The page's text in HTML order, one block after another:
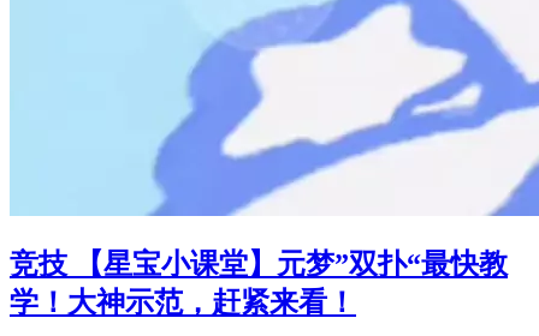
竞技 【星宝小课堂】元梦”双扑“最快教
学！大神示范，赶紧来看！